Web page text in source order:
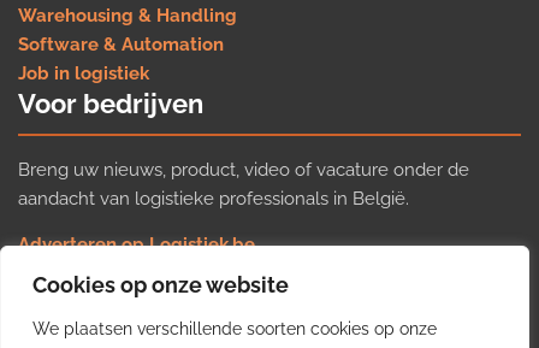
Cookies op onze website
We plaatsen verschillende soorten cookies op onze
Warehousing & Handling
Software & Automation
Job in logistiek
Voor bedrijven
Breng uw nieuws, product, video of vacature onder de
aandacht van logistieke professionals in België.
Adverteren op Logistiek.be
Nieuws insturen
Uw video op Logistiek.TV
Job plaatsen